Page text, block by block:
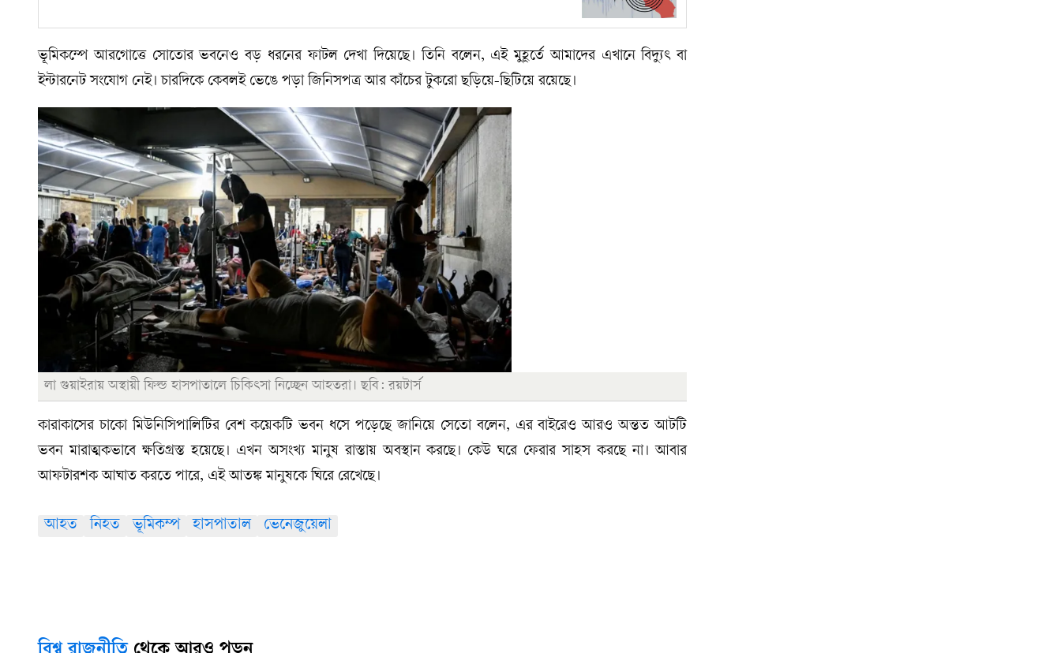
ভূমিকম্পে আরগোত্তে সোতোর ভবনেও বড় ধরনের ফাটল দেখা দিয়েছে। তিনি বলেন, এই মুহূর্তে আমাদের এখানে বিদ্যুৎ বা
ইন্টারনেট সংযোগ নেই। চারদিকে কেবলই ভেঙে পড়া জিনিসপত্র আর কাঁচের টুকরো ছড়িয়ে-ছিটিয়ে রয়েছে।
লা গুয়াইরায় অস্থায়ী ফিল্ড হাসপাতালে চিকিৎসা নিচ্ছেন আহতরা। ছবি: রয়টার্স
কারাকাসের চাকো মিউনিসিপালিটির বেশ কয়েকটি ভবন ধসে পড়েছে জানিয়ে সেতো বলেন, এর বাইরেও আরও অন্তত আটটি
ভবন মারাত্মকভাবে ক্ষতিগ্রস্ত হয়েছে। এখন অসংখ্য মানুষ রাস্তায় অবস্থান করছে। কেউ ঘরে ফেরার সাহস করছে না। আবার
আফটারশক আঘাত করতে পারে, এই আতঙ্ক মানুষকে ঘিরে রেখেছে।
আহত নিহত ভূমিকম্প হাসপাতাল ভেনেজুয়েলা